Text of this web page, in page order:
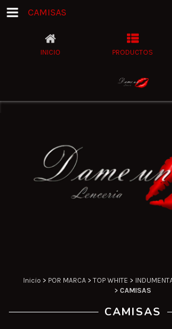
CAMISAS
INICIO PRODUCTOS
Inicio > POR MARCA > TOP WHITE >
> CAMISAS
CAMISAS